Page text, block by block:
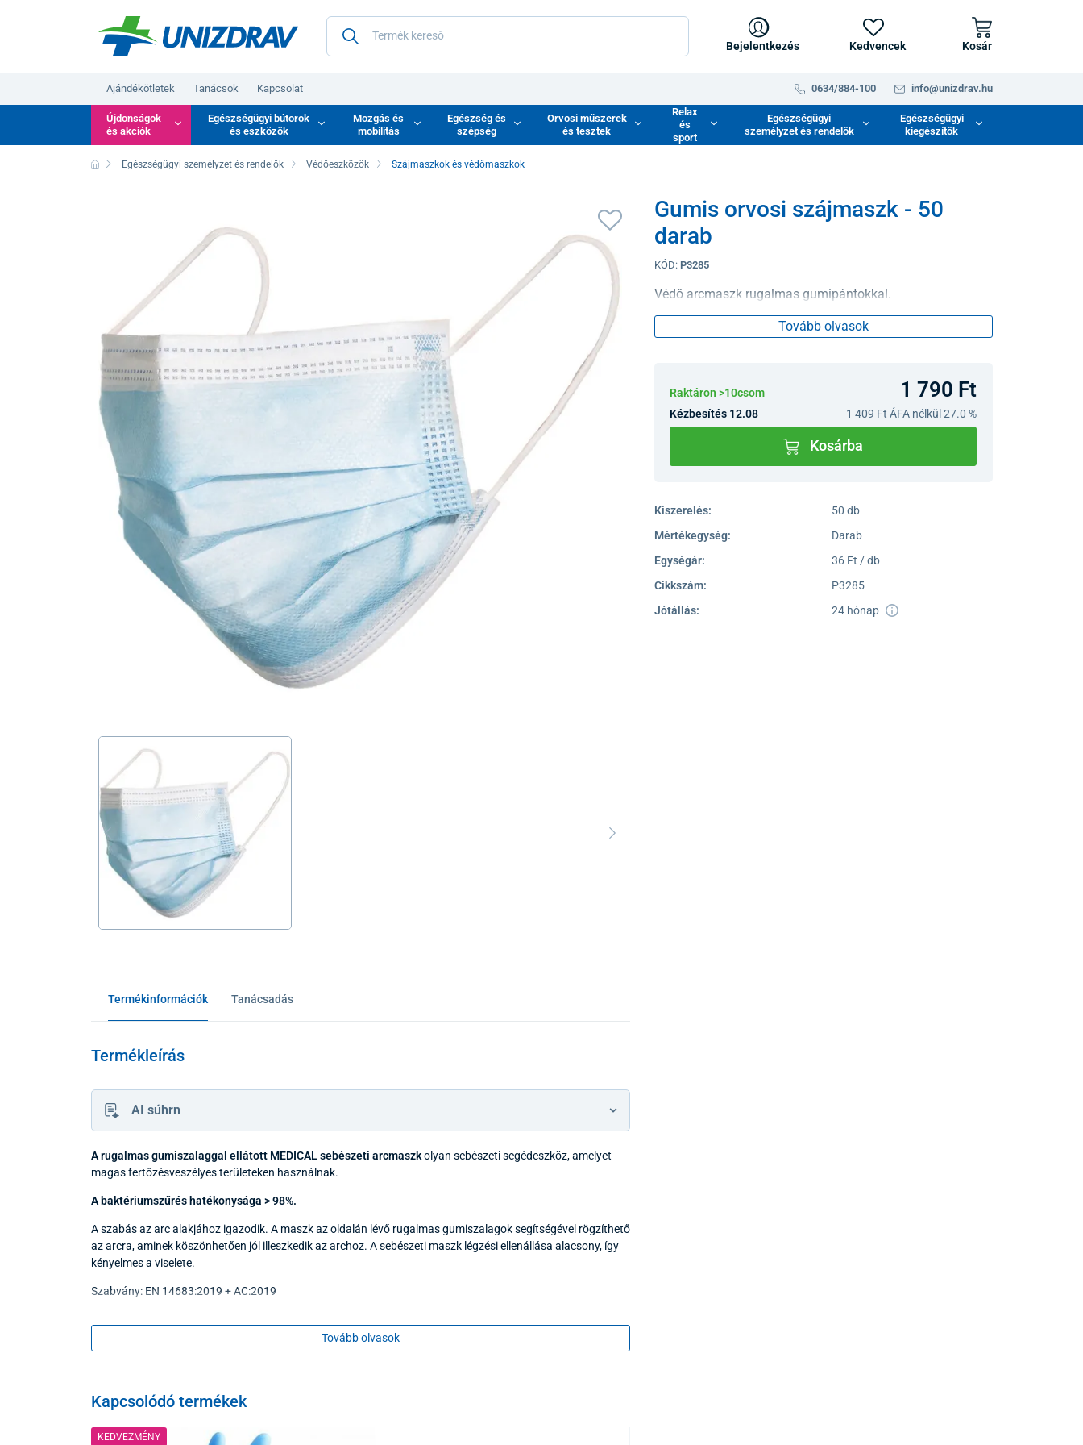
Bejelentkezés Kedvencek Kosár
Ajándékötletek Tanácsok Kapcsolat 0634/884-100 info@unizdrav.hu
Újdonságok
és akciók
Egészségügyi bútorok
és eszközök
Mozgás és
mobilitás
Egészség és
szépség
Orvosi műszerek
és tesztek
Relax
és
sport
Egészségügyi
személyzet és rendelők
Egészségügyi
kiegészítők
Egészségügyi személyzet és rendelők Védőeszközök Szájmaszkok és védőmaszkok
Gumis orvosi szájmaszk - 50
darab
KÓD: P3285
Védő arcmaszk rugalmas gumipántokkal.
Tovább olvasok
Raktáron >10csom 1 790 Ft
Kézbesítés 12.08 1 409 Ft ÁFA nélkül 27.0 %
Kosárba
Kiszerelés:
50 db
Mértékegység:
Darab
Egységár:
36 Ft / db
Cikkszám:
P3285
Jótállás:
24 hónap
Termékinformációk Tanácsadás
Termékleírás
AI súhrn
A rugalmas gumiszalaggal ellátott MEDICAL sebészeti arcmaszkolyan sebészeti segédeszköz, amelyet
magas fertőzésveszélyes területeken használnak.
A baktériumszűrés hatékonysága > 98%.
A szabás az arc alakjához igazodik. A maszk az oldalán lévő rugalmas gumiszalagok segítségével rögzíthető
az arcra, aminek köszönhetően jól illeszkedik az archoz. A sebészeti maszk légzési ellenállása alacsony, így
kényelmes a viselete.
Szabvány: EN 14683:2019 + AC:2019
HIGIÉNIAI okokból NEM LEHETSÉGES A TERMÉK VISSZAKÜLDÉSE.
Tovább olvasok
Kapcsolódó termékek
KEDVEZMÉNY